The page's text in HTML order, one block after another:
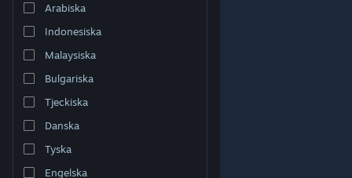
Arabiska
Indonesiska
Malaysiska
Bulgariska
Tjeckiska
Danska
Tyska
Engelska